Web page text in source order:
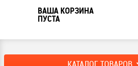
ВАША КОРЗИНА
ПУСТА